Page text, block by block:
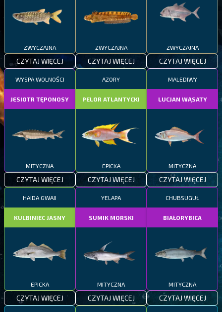
ZWYCZAJNA
CZYTAJ WIĘCEJ
ZWYCZAJNA
CZYTAJ WIĘCEJ
ZWYCZAJNA
CZYTAJ WIĘCEJ
WYSPA WOLNOŚCI
JESIOTR TĘPONOSY
MITYCZNA
CZYTAJ WIĘCEJ
AZORY
PELOR ATLANTYCKI
EPICKA
CZYTAJ WIĘCEJ
MALEDIWY
LUCJAN WĄSATY
MITYCZNA
CZYTAJ WIĘCEJ
HAIDA GWAII
KULBINIEC JASNY
EPICKA
CZYTAJ WIĘCEJ
YELAPA
SUMIK MORSKI
MITYCZNA
CZYTAJ WIĘCEJ
CHUBSUGUŁ
BIAŁORYBICA
MITYCZNA
CZYTAJ WIĘCEJ